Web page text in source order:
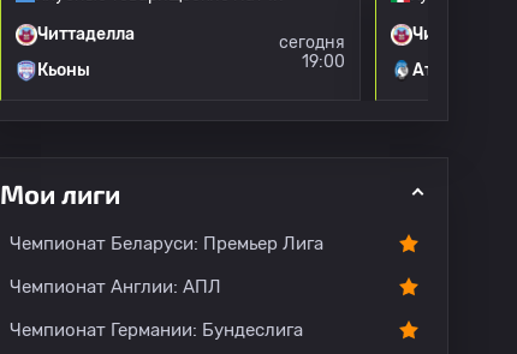
Читтаделла
Кьоны
сегодня
19:00
Читтаделла
Аталанта 2
Мои лиги
Чемпионат Беларуси: Премьер Лига
Чемпионат Англии: АПЛ
Чемпионат Германии: Бундеслига